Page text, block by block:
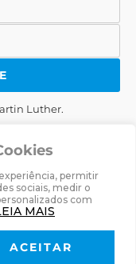
permitir
sociais, medir o
com
MAIS
ACEITAR
Luther.
porZwei Arts
Termos & Condições